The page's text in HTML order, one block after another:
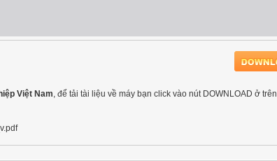
Việt Nam, để tải tài liệu về máy bạn click vào nút DOWNLOAD ở trên